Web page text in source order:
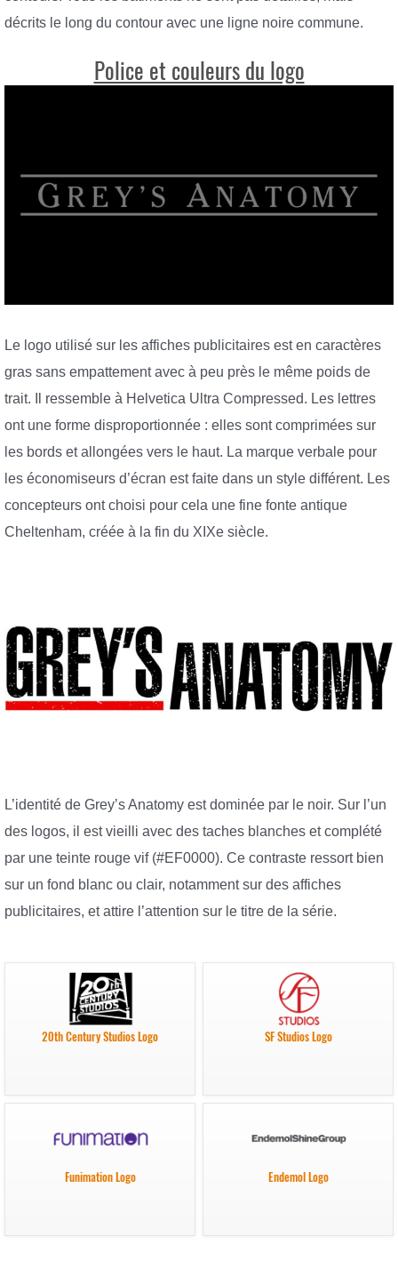
décrits le long du contour avec une ligne noire commune.
Police et couleurs du logo
Le logo utilisé sur les affiches publicitaires est en caractères
gras sans empattement avec à peu près le même poids de
trait. Il ressemble à Helvetica Ultra Compressed. Les lettres
ont une forme disproportionnée : elles sont comprimées sur
les bords et allongées vers le haut. La marque verbale pour
les économiseurs d’écran est faite dans un style différent. Les
concepteurs ont choisi pour cela une fine fonte antique
Cheltenham, créée à la fin du XIXe siècle.
L’identité de Grey’s Anatomy est dominée par le noir. Sur l’un
des logos, il est vieilli avec des taches blanches et complété
par une teinte rouge vif (#EF0000). Ce contraste ressort bien
sur un fond blanc ou clair, notamment sur des affiches
publicitaires, et attire l’attention sur le titre de la série.
20th Century Studios Logo SF Studios Logo
Funimation Logo Endemol Logo